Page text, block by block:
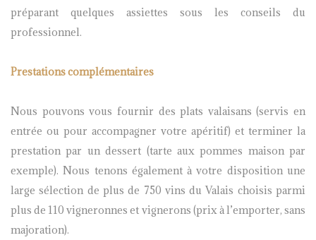
préparant quelques assiettes sous les conseils du
professionnel.
Prestations complémentaires
Nous pouvons vous fournir des plats valaisans (servis en
entrée ou pour accompagner votre apéritif) et terminer la
prestation par un dessert (tarte aux pommes maison par
exemple). Nous tenons également à votre disposition une
large sélection de plus de 750 vins du Valais choisis parmi
plus de 110 vigneronnes et vignerons (prix à l’emporter, sans
majoration).